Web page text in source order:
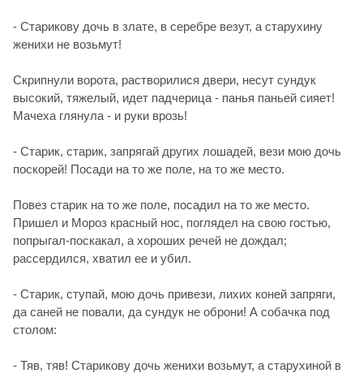
- Старикову дочь в злате, в серебре везут, а старухину
женихи не возьмут!
Скрипнули ворота, растворилися двери, несут сундук
высокий, тяжелый, идет падчерица - панья паньей сияет!
Мачеха глянула - и руки врозь!
- Старик, старик, запрягай других лошадей, вези мою дочь
поскорей! Посади на то же поле, на то же место.
Повез старик на то же поле, посадил на то же место.
Пришел и Мороз красный нос, поглядел на свою гостью,
попрыгал-поскакал, а хороших речей не дождал;
рассердился, хватил ее и убил.
- Старик, ступай, мою дочь привези, лихих коней запряги,
да саней не повали, да сундук не оброни! А собачка под
столом:
- Тяв, тяв! Старикову дочь женихи возьмут, а старухиной в